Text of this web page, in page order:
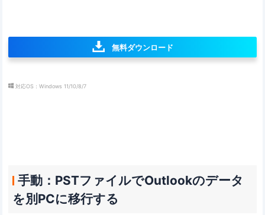
無料ダウンロード
対応OS：Windows 11/10/8/7
手動：PSTファイルでOutlookのデータ
を別PCに移行する